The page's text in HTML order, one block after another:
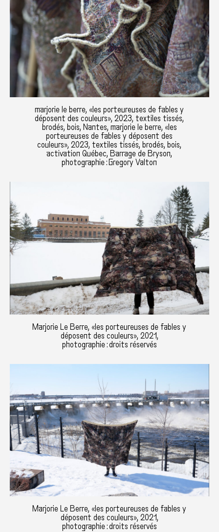
marjorie le berre, «les porteureuses de fables y
déposent des couleurs», 2023, textiles tissés,
brodés, bois, Nantes, marjorie le berre, «les
porteureuses de fables y déposent des
couleurs», 2023, textiles tissés, brodés, bois,
activation Québec, Barrage de Bryson,
photographie : Gregory Valton
Marjorie Le Berre, «les porteureuses de fables y
déposent des couleurs», 2021,
photographie : droits réservés
Marjorie Le Berre, «les porteureuses de fables y
déposent des couleurs», 2021,
photographie : droits réservés